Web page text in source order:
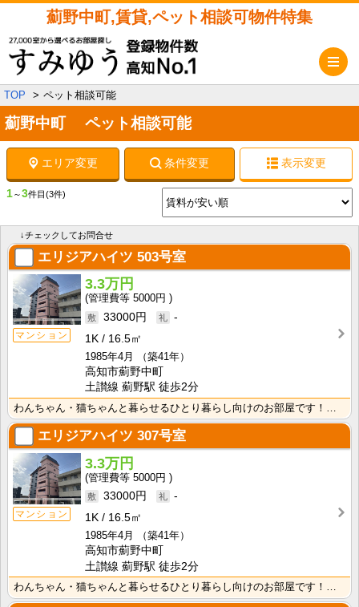
薊野中町,賃貸,ペット相談可物件特集
TOP ペット相談可能
薊野中町 ペット相談可能
エリア変更 条件変更 表示変更
1～3件目 (3件)
↓チェックしてお問合せ
エリジアハイツ 503号室
マンション
3.3万円
5000円
33000円
-
1K
16.5㎡
1985年4月
（築41年）
高知市薊野中町
土讃線 薊野駅 徒歩2分
わんちゃん・猫ちゃんと暮らせるひとり暮らし向けのお部屋です！安心のオール電化！エレベータ付きで荷物の･･･
エリジアハイツ 307号室
マンション
3.3万円
5000円
33000円
-
1K
16.5㎡
1985年4月
（築41年）
高知市薊野中町
土讃線 薊野駅 徒歩2分
わんちゃん・猫ちゃんと暮らせるひとり暮らし向けのお部屋です！安心のオール電化！エレベータ付きで荷物の･･･